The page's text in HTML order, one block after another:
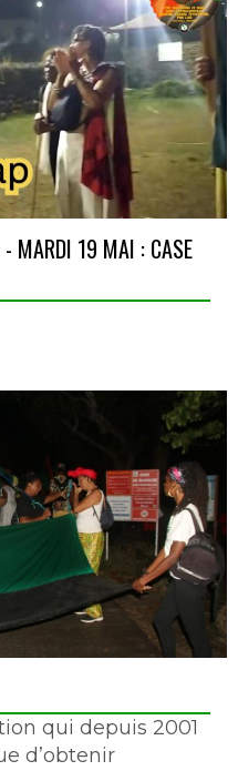
- MARDI 19 MAI : CASE
qui depuis 2001
d’obtenir